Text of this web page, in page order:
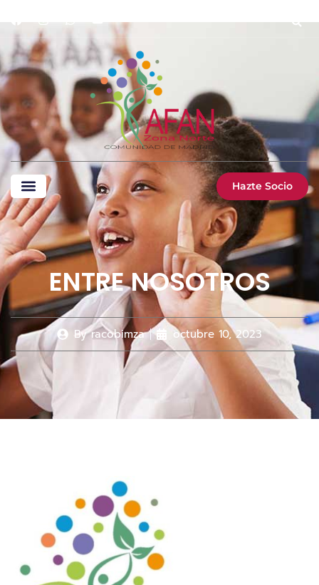
Hazte Socio
ENTRE NOSOTROS
Byracobimza octubre 10, 2023